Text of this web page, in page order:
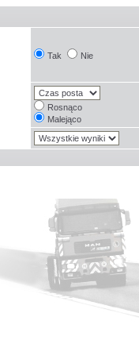
Tak Nie
Rosnąco
Malejąco